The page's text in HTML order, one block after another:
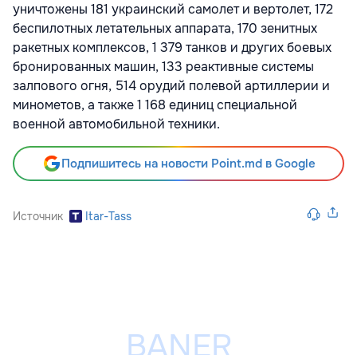
уничтожены 181 украинский самолет и вертолет, 172
беспилотных летательных аппарата, 170 зенитных
ракетных комплексов, 1 379 танков и других боевых
бронированных машин, 133 реактивные системы
залпового огня, 514 орудий полевой артиллерии и
минометов, а также 1 168 единиц специальной
военной автомобильной техники.
Подпишитесь на новости Point.md в Google
Источник Itar-Tass